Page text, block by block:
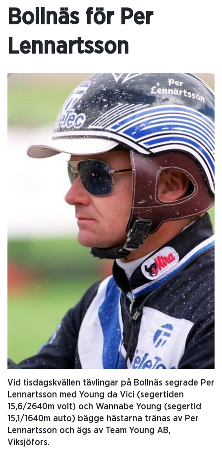
Bollnäs för Per
Lennartsson
Vid tisdagskvällen tävlingar på Bollnäs segrade Per
Lennartsson med Young da Vici (segertiden
15,6/2640m volt) och Wannabe Young (segertid
15,1/1640m auto) bägge hästarna tränas av Per
Lennartsson och ägs av Team Young AB,
Viksjöfors.